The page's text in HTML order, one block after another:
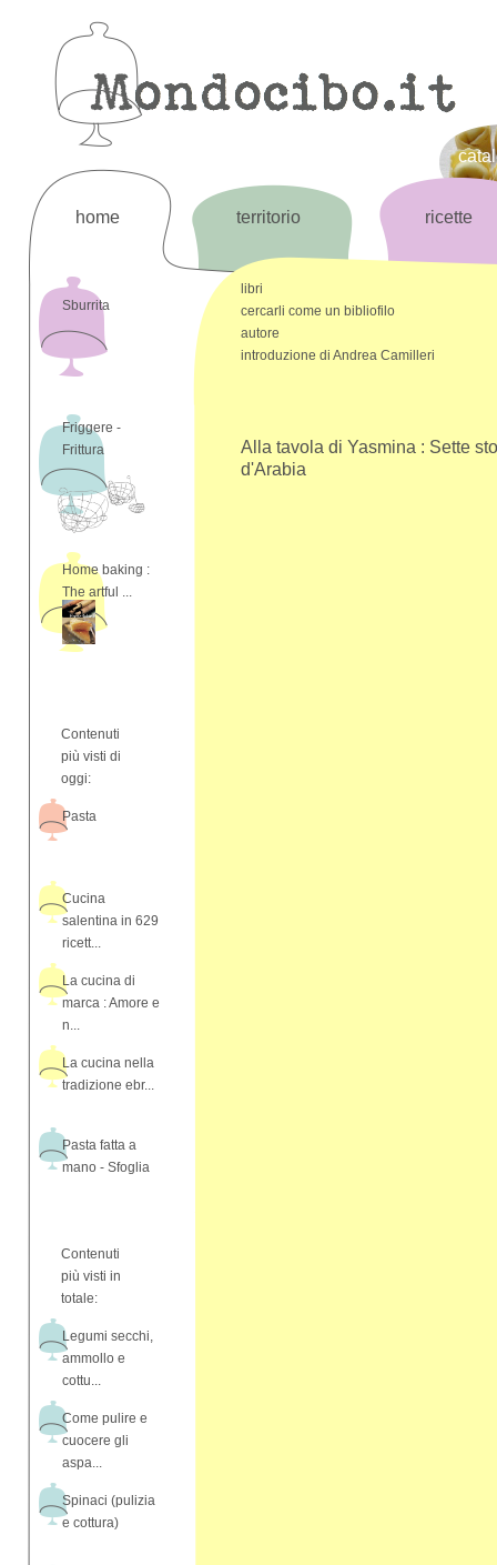
home territorio ricette
Sburrita
Friggere -
Frittura
Home baking :
The artful ...
Contenuti
più visti di
oggi:
Pasta
Cucina
salentina in 629
ricett...
La cucina di
marca : Amore e
n...
La cucina nella
tradizione ebr...
Pasta fatta a
mano - Sfoglia
Contenuti
più visti in
totale:
Legumi secchi,
ammollo e
cottu...
Come pulire e
cuocere gli
aspa...
Spinaci (pulizia
e cottura)
libri
cercarli come un bibliofilo
autore
introduzione di Andrea Camilleri
Alla tavola di Yasmina : Sette
d'Arabia